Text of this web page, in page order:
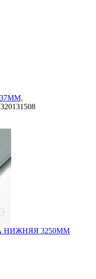
НИЖНЯЯ 3250ММ